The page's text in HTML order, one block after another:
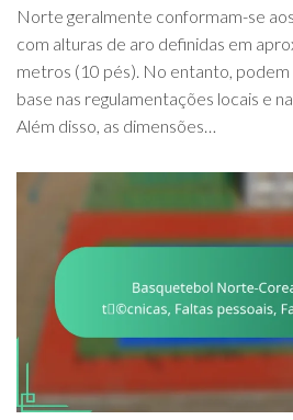
Norte geralmente conformam-se
com alturas de aro definidas em
metros (10 pés). No entanto,
base nas regulamentações locais e
Além disso, as dimensões…